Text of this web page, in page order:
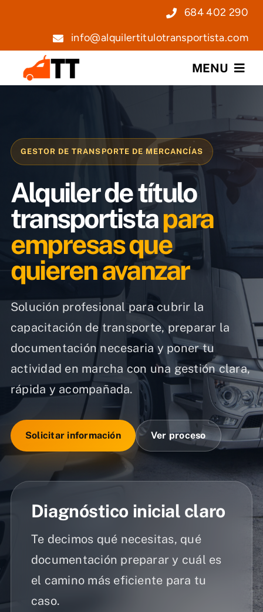
684 402 290
info@alquilertitulotransportista.com
MENU
Servicios
Noticias
Contacto
GESTOR DE TRANSPORTE DE MERCANCÍAS
Alquiler de título
transportistapara
empresas que
quieren avanzar
Solución profesional para cubrir la
capacitación de transporte, preparar la
documentación necesaria y poner tu
actividad en marcha con una gestión clara,
rápida y acompañada.
Solicitar información Ver proceso
Diagnóstico inicial claro
Te decimos qué necesitas, qué
documentación preparar y cuál es
el camino más eficiente para tu
caso.